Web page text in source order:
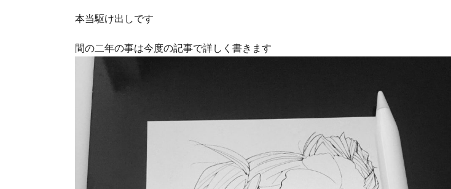
本当駆け出しです
間の二年の事は今度の記事で詳しく書きます